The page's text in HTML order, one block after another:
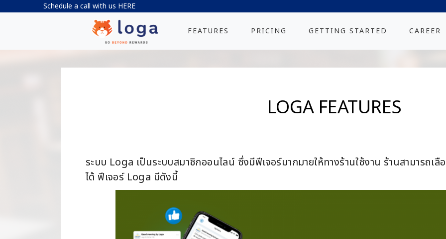
Schedule a call with us HERE
FEATURES PRICING GETTING STARTED CAREER
LOGA FEATURES
ระบบ Loga เป็นระบบสมาชิกออนไลน์ ซึ่งมีฟีเจอร์มากมายให้ทางร้านใช้งาน ร้านสามารถเลื
ได้ ฟีเจอร์ Loga มีดังนี้